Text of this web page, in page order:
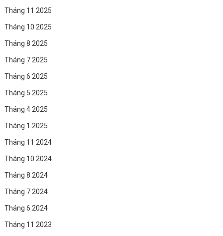
Tháng 11 2025
Tháng 10 2025
Tháng 8 2025
Tháng 7 2025
Tháng 6 2025
Tháng 5 2025
Tháng 4 2025
Tháng 1 2025
Tháng 11 2024
Tháng 10 2024
Tháng 8 2024
Tháng 7 2024
Tháng 6 2024
Tháng 11 2023